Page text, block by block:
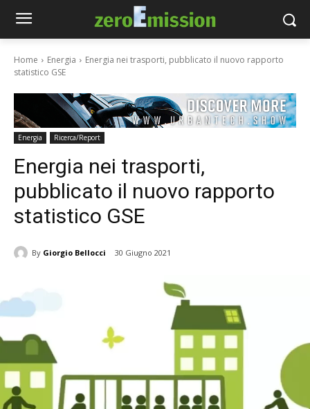
Home Energia
Energia nei trasporti, pubblicato il nuovo rapporto
statistico GSE
Energia Ricerca/Report
Energia nei trasporti,
pubblicato il nuovo rapporto
statistico GSE
By Giorgio Bellocci 30 Giugno 2021